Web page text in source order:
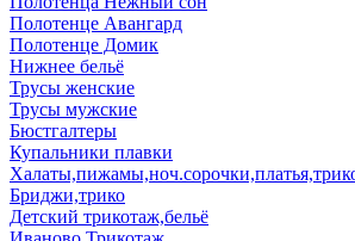
Полотенце Авангард
Полотенце Домик
Нижнее бельё
Трусы женские
Трусы мужские
Бюстгалтеры
Купальники плавки
Бриджи,трико
Детский трикотаж,бельё